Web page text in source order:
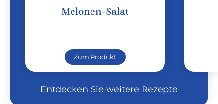
Melonen-Salat
Zum Produkt
Entdecken Sie weitere Rezepte